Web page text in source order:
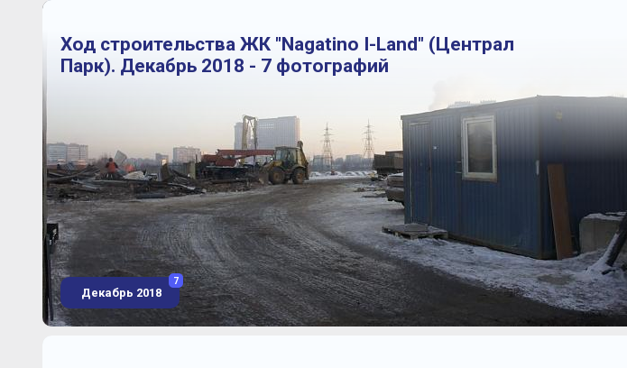
Ход строительства ЖК "Nagatino I-Land" (Централ
Парк). Декабрь 2018 - 7 фотографий
Декабрь 2018
7